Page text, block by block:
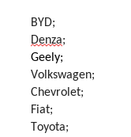
BYD;
Denza;
Geely;
Volkswagen;
Chevrolet;
Fiat;
Toyota;